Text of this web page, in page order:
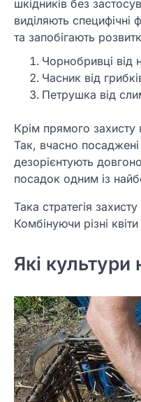
шкідників без
виділяють
та запобігають
Чорнобривці від
Часник від
Петрушка від
Крім прямого захисту
Так, вчасно
дезорієнтують
посадок одним із
Така стратегія
Комбінуючи різні
Які